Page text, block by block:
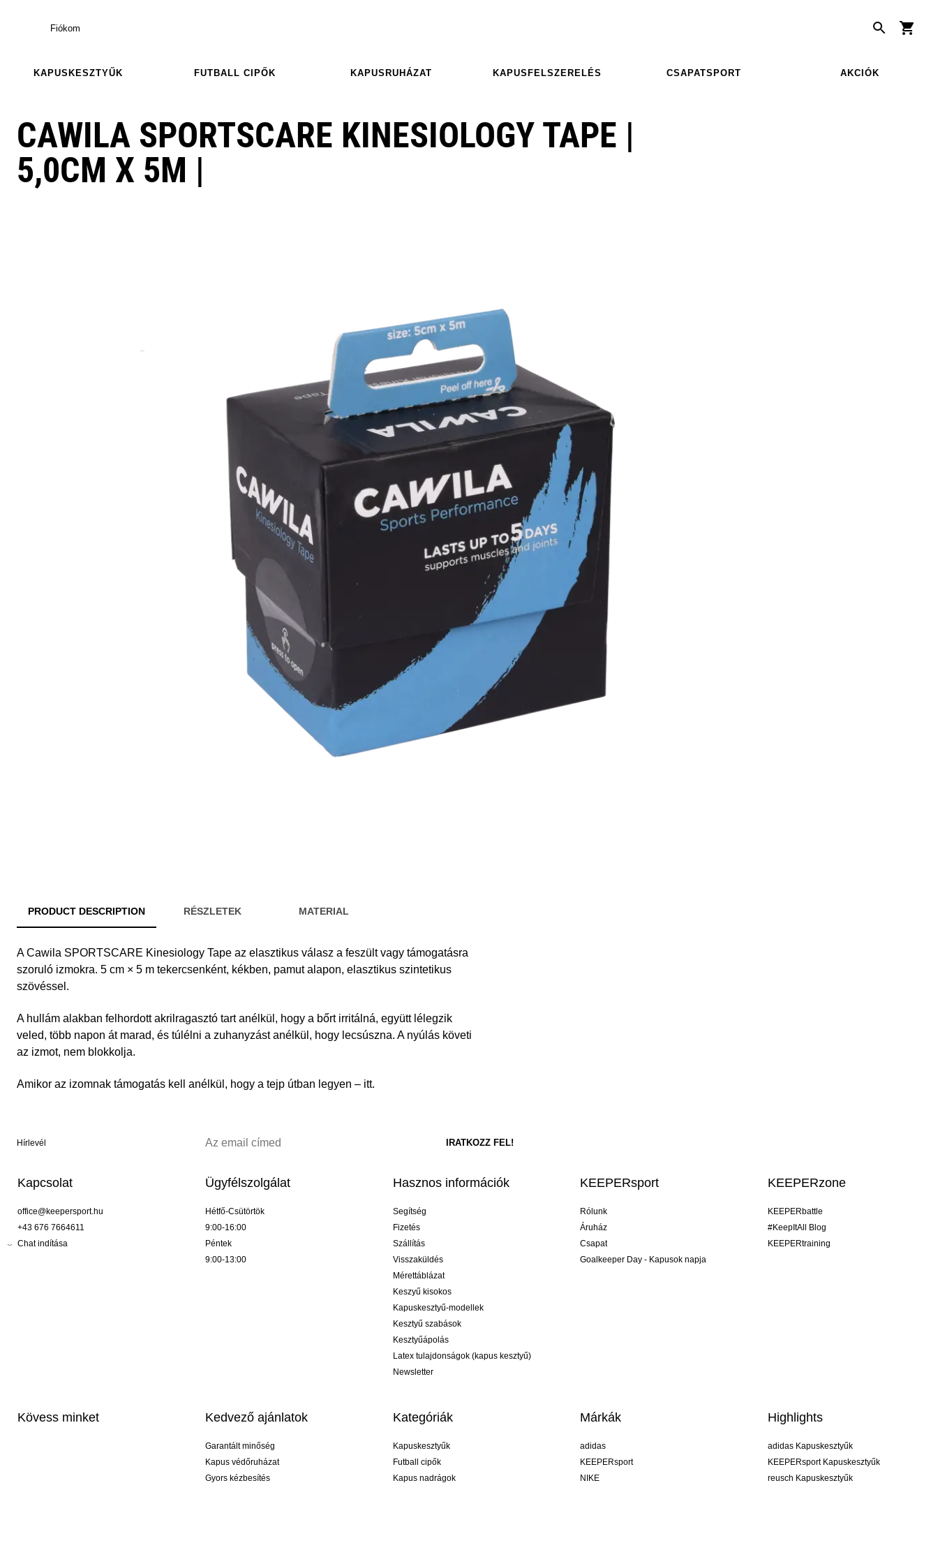
Fiókom
KAPUSKESZTYŰK FUTBALL CIPŐK KAPUSRUHÁZAT KAPUSFELSZERELÉS CSAPATSPORT AKCIÓK
CAWILA SPORTSCARE KINESIOLOGY TAPE |
5,0CM X 5M |
PRODUCT DESCRIPTION RÉSZLETEK MATERIAL
A Cawila SPORTSCARE Kinesiology Tape az elasztikus válasz a feszült vagy támogatásra
szoruló izmokra. 5 cm × 5 m tekercsenként, kékben, pamut alapon, elasztikus szintetikus
szövéssel.
A hullám alakban felhordott akrilragasztó tart anélkül, hogy a bőrt irritálná, együtt lélegzik
veled, több napon át marad, és túlélni a zuhanyzást anélkül, hogy lecsúszna. A nyúlás követi
az izmot, nem blokkolja.
Amikor az izomnak támogatás kell anélkül, hogy a tejp útban legyen – itt.
Hírlevél
Kapcsolat
office@keepersport.hu
+43 676 7664611
Chat indítása
Ügyfélszolgálat
Hétfő-Csütörtök
9:00-16:00
Péntek
9:00-13:00
Hasznos információk
Segítség
Fizetés
Szállítás
Visszaküldés
Mérettáblázat
Keszyű kisokos
Kapuskesztyű-modellek
Kesztyű szabások
Kesztyűápolás
Latex tulajdonságok (kapus kesztyű)
Newsletter
KEEPERsport
Rólunk
Áruház
Csapat
Goalkeeper Day - Kapusok napja
KEEPERzone
KEEPERbattle
#KeepItAll Blog
KEEPERtraining
Kövess minket Kedvező ajánlatok
Garantált minőség
Kapus védőruházat
Gyors kézbesítés
Kategóriák
Kapuskesztyűk
Futball cipők
Kapus nadrágok
Márkák
adidas
KEEPERsport
NIKE
Highlights
adidas Kapuskesztyűk
KEEPERsport Kapuskesztyűk
reusch Kapuskesztyűk